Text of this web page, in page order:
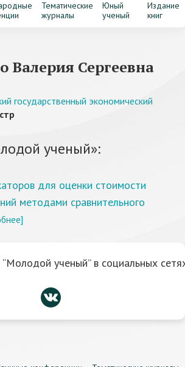
Тематические
журналы
Юный
ученый
Издание
книг
Валерия Сергеевна
государственный экономический
ученый»:
для оценки стоимости
методами сравнительного
ученый” в социальных